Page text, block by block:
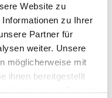
Website zu
zu Ihrer
Partner für
weiter. Unsere
möglicherweise mit
ihnen bereitgestellt